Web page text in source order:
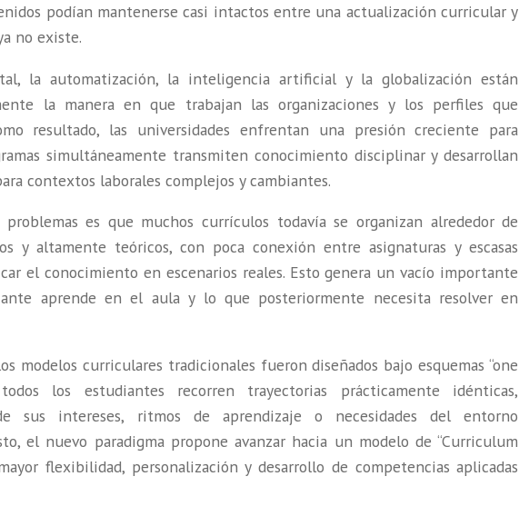
podían mantenerse casi intactos entre una actualización curricular y
no existe.
la automatización, la inteligencia artificial y la globalización están
la manera en que trabajan las organizaciones y los perfiles que
resultado, las universidades enfrentan una presión creciente para
simultáneamente transmiten conocimiento disciplinar y desarrollan
contextos laborales complejos y cambiantes.
es que muchos currículos todavía se organizan alrededor de
y altamente teóricos, con poca conexión entre asignaturas y escasas
el conocimiento en escenarios reales. Esto genera un vacío importante
aprende en el aula y lo que posteriormente necesita resolver en
modelos curriculares tradicionales fueron diseñados bajo esquemas “one
los estudiantes recorren trayectorias prácticamente idénticas,
sus intereses, ritmos de aprendizaje o necesidades del entorno
el nuevo paradigma propone avanzar hacia un modelo de “Curriculum
flexibilidad, personalización y desarrollo de competencias aplicadas